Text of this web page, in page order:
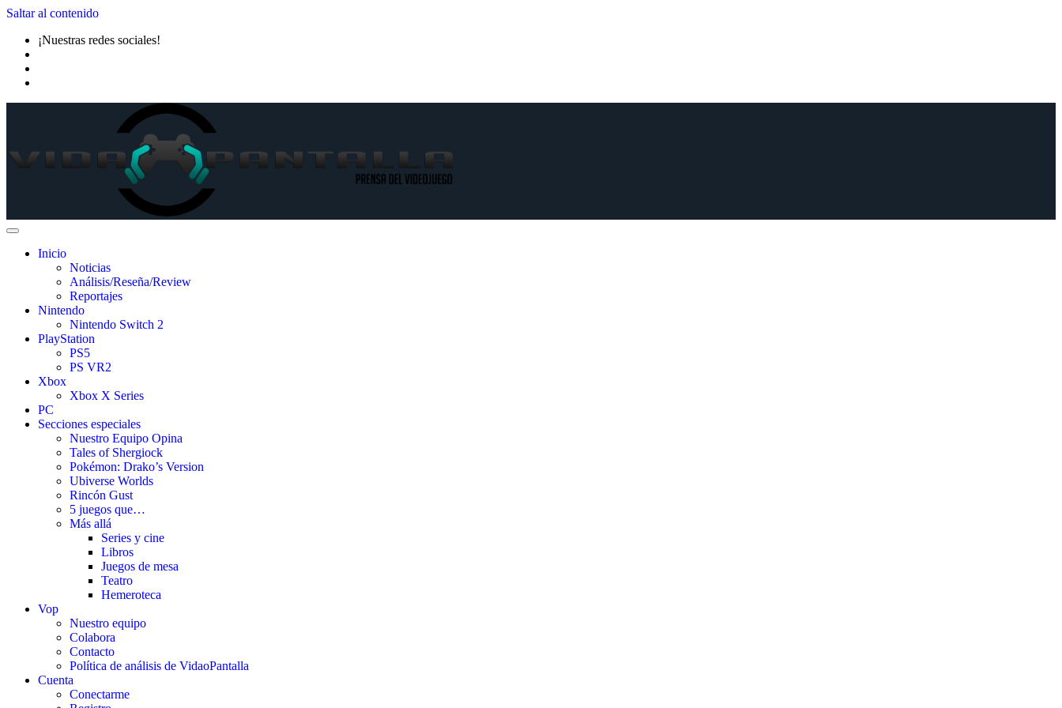
Saltar al contenido
¡Nuestras redes sociales!
Inicio
Noticias
Análisis/Reseña/Review
Reportajes
Nintendo
Nintendo Switch 2
PlayStation
PS5
PS VR2
Xbox
Xbox X Series
PC
Secciones especiales
Nuestro Equipo Opina
Tales of Shergiock
Pokémon: Drako’s Version
Ubiverse Worlds
Rincón Gust
5 juegos que…
Más allá
Series y cine
Libros
Juegos de mesa
Teatro
Hemeroteca
Vop
Nuestro equipo
Colabora
Contacto
Política de análisis de VidaoPantalla
Cuenta
Conectarme